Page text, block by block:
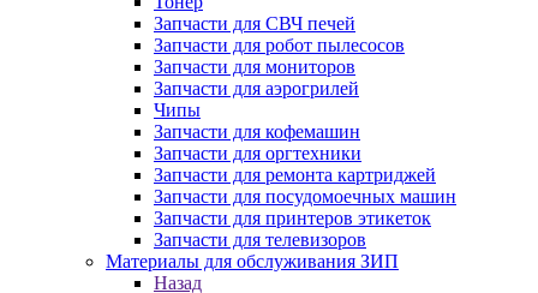
Запчасти для СВЧ печей
Запчасти для робот пылесосов
Запчасти для мониторов
Запчасти для аэрогрилей
Чипы
Запчасти для кофемашин
Запчасти для оргтехники
Запчасти для ремонта картриджей
Запчасти для посудомоечных машин
Запчасти для принтеров этикеток
Запчасти для телевизоров
Материалы для обслуживания ЗИП
Назад